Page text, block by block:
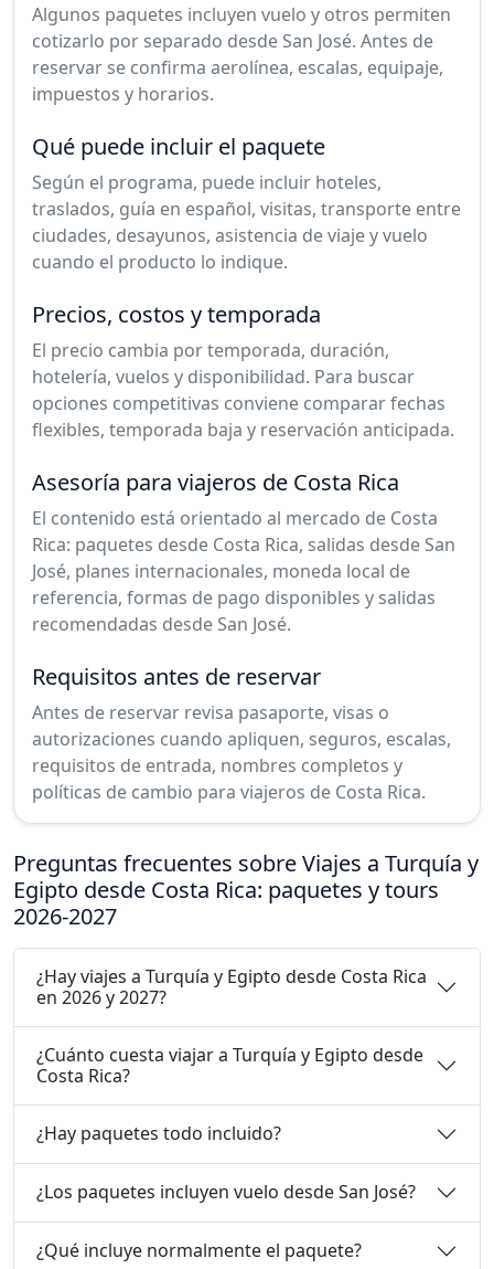
Algunos paquetes incluyen vuelo y otros permiten
cotizarlo por separado desde San José. Antes de
reservar se confirma aerolínea, escalas, equipaje,
impuestos y horarios.
Qué puede incluir el paquete
Según el programa, puede incluir hoteles,
traslados, guía en español, visitas, transporte entre
ciudades, desayunos, asistencia de viaje y vuelo
cuando el producto lo indique.
Precios, costos y temporada
El precio cambia por temporada, duración,
hotelería, vuelos y disponibilidad. Para buscar
opciones competitivas conviene comparar fechas
flexibles, temporada baja y reservación anticipada.
Asesoría para viajeros de Costa Rica
El contenido está orientado al mercado de Costa
Rica: paquetes desde Costa Rica, salidas desde San
José, planes internacionales, moneda local de
referencia, formas de pago disponibles y salidas
recomendadas desde San José.
Requisitos antes de reservar
Antes de reservar revisa pasaporte, visas o
autorizaciones cuando apliquen, seguros, escalas,
requisitos de entrada, nombres completos y
políticas de cambio para viajeros de Costa Rica.
Preguntas frecuentes sobre Viajes a Turquía y
Egipto desde Costa Rica: paquetes y tours
2026-2027
¿Hay viajes a Turquía y Egipto desde Costa Rica
en 2026 y 2027?
¿Cuánto cuesta viajar a Turquía y Egipto desde
Costa Rica?
¿Hay paquetes todo incluido?
¿Los paquetes incluyen vuelo desde San José?
¿Qué incluye normalmente el paquete?